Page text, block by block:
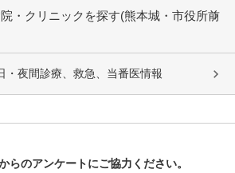
・クリニックを探す(熊本城・市役所前
・夜間診療、救急、当番医情報
院なび
らのアンケートにご協力ください。